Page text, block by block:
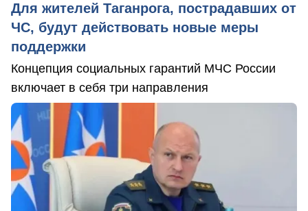
Для жителей Таганрога, пострадавших от
ЧС, будут действовать новые меры
поддержки
Концепция социальных гарантий МЧС России
включает в себя три направления